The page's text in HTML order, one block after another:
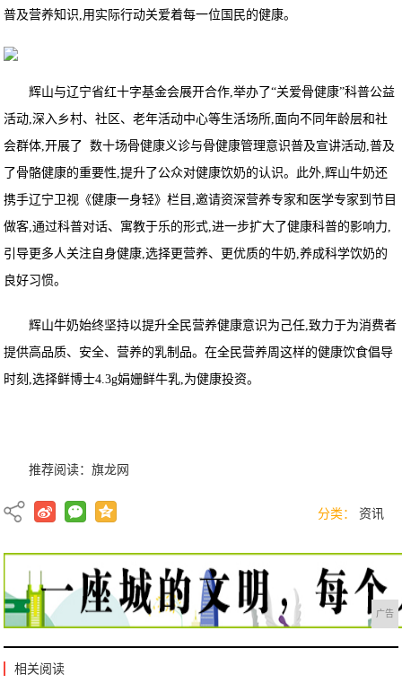
普及营养知识,用实际行动关爱着每一位国民的健康。
辉山与辽宁省红十字基金会展开合作,举办了“关爱骨健康”科普公益
活动,深入乡村、社区、老年活动中心等生活场所,面向不同年龄层和社
会群体,开展了 数十场骨健康义诊与骨健康管理意识普及宣讲活动,普及
了骨骼健康的重要性,提升了公众对健康饮奶的认识。此外,辉山牛奶还
携手辽宁卫视《健康一身轻》栏目,邀请资深营养专家和医学专家到节目
做客,通过科普对话、寓教于乐的形式,进一步扩大了健康科普的影响力,
引导更多人关注自身健康,选择更营养、更优质的牛奶,养成科学饮奶的
良好习惯。
辉山牛奶始终坚持以提升全民营养健康意识为己任,致力于为消费者
提供高品质、安全、营养的乳制品。在全民营养周这样的健康饮食倡导
时刻,选择鲜博士4.3g娟姗鲜牛乳,为健康投资。
推荐阅读：旗龙网
分类： 资讯
广告
相关阅读